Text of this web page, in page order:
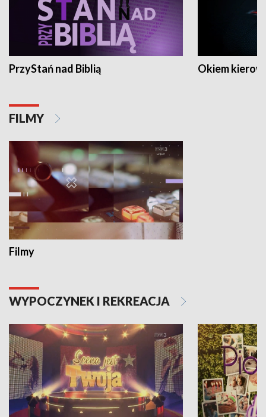
PrzyStań nad Biblią Okiem
FILMY
Filmy
WYPOCZYNEK I REKREACJA